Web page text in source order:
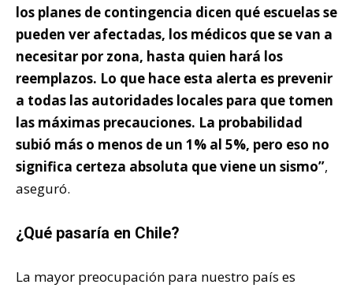
los planes de contingencia dicen qué escuelas se
pueden ver afectadas, los médicos que se van a
necesitar por zona, hasta quien hará los
reemplazos. Lo que hace esta alerta es prevenir
a todas las autoridades locales para que tomen
las máximas precauciones. La probabilidad
subió más o menos de un 1% al 5%, pero eso no
significa certeza absoluta que viene un sismo”,
aseguró.
¿Qué pasaría en Chile?
La mayor preocupación para nuestro país es